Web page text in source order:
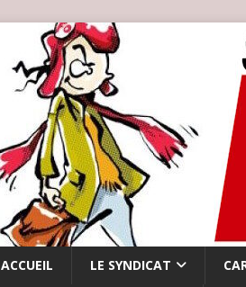
ACCUEIL LE SYNDICAT